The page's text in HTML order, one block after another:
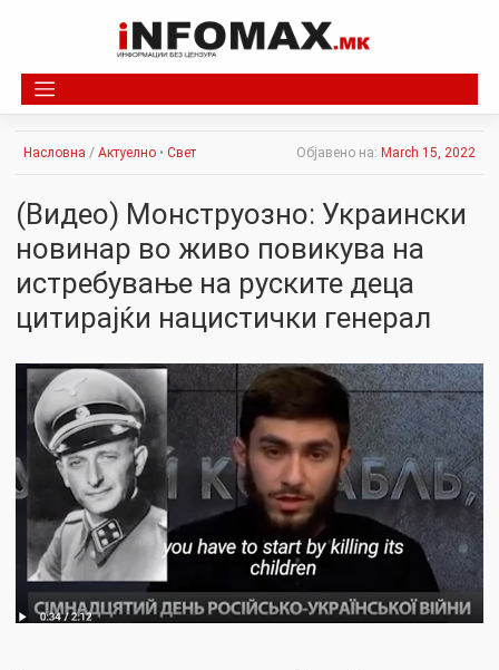
Насловна / Актуелно • Свет Објавено на: March 15, 2022
(Видео) Монструозно: Украински
новинар во живо повикува на
истребување на руските деца
цитирајќи нацистички генерал